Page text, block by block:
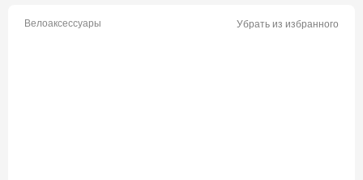
Велоаксессуары Убрать из избранного